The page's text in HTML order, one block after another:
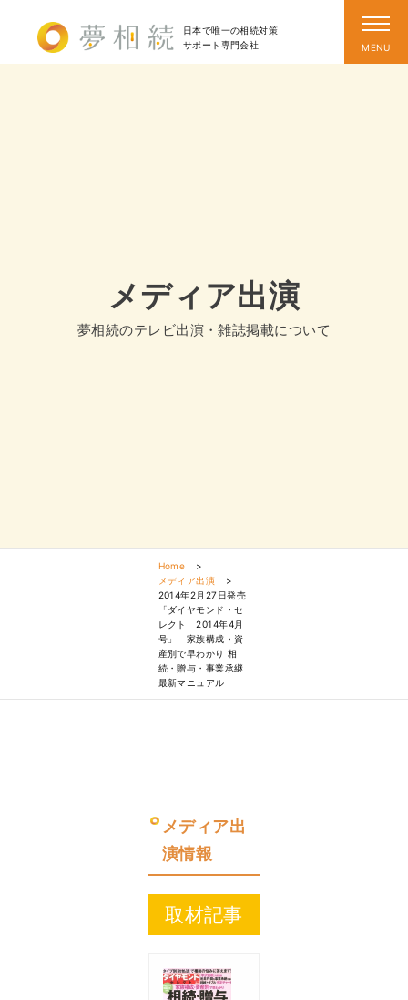
日本で唯一の相続対策
サポート 専門会社
メディア出演
夢相続のテレビ出演・雑誌掲載について
Home
>
メディア出演
>
2014年2月27日発売
「ダイヤモンド・セ
レクト 2014年4月
号」 家族構成・資
産別で早わかり 相
続・贈与・事業承継
最新マニュアル
メディア出
演情報
取材記事